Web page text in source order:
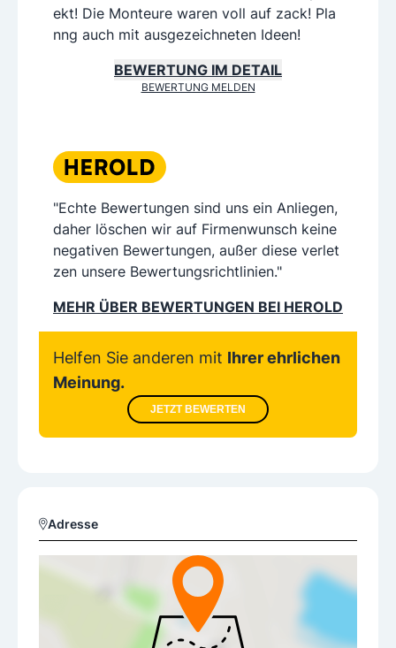
ekt! Die Monteure waren voll auf zack! Pla
nng auch mit ausgezeichneten Ideen!
BEWERTUNG IM DETAIL
BEWERTUNG MELDEN
"Echte Bewertungen sind uns ein Anliegen,
daher löschen wir auf Firmenwunsch keine
negativen Bewertungen, außer diese verlet
zen unsere Bewertungsrichtlinien."
MEHR ÜBER BEWERTUNGEN BEI HEROLD
Helfen Sie anderen mit Ihrer ehrlichen
Meinung.
JETZT BEWERTEN
Adresse